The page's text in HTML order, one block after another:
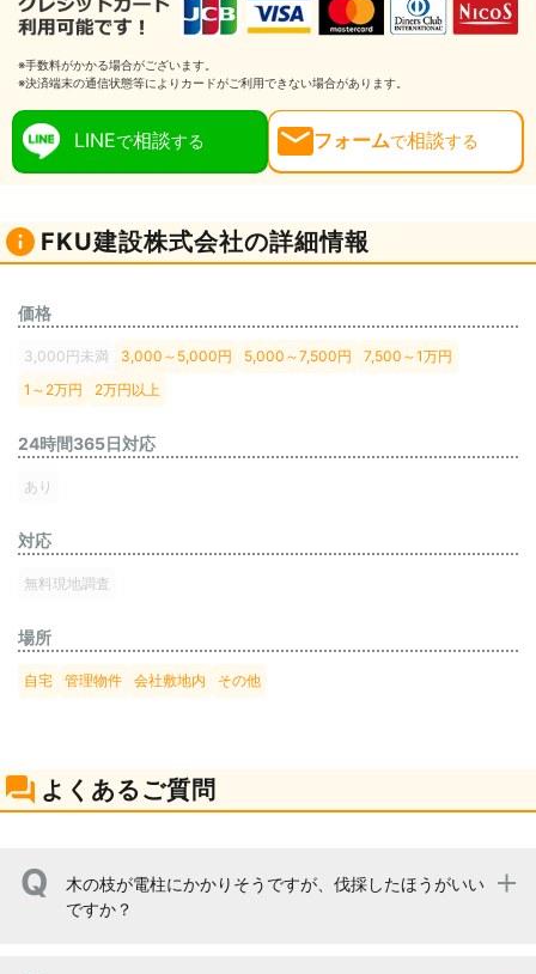
※手数料がかかる場合がございます。
※決済端末の通信状態等によりカードがご利用できない場合があります。
LINEで相談する フォームで相談する
FKU建設株式会社の詳細情報
価格
3,000円未満 3,000～5,000円 5,000～7,500円
7,500～1万円
1～2万円
2万円以上
24時間365日対応
あり
対応
無料現地調査
場所
自宅 管理物件 会社敷地内 その他
よくあるご質問
木の枝が電柱にかかりそうですが、伐採したほうがいい
ですか？